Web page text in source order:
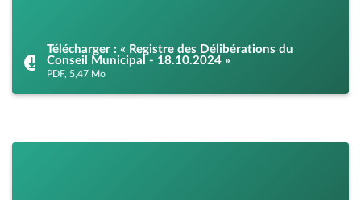
Télécharger : « Registre des Délibérations du
Conseil Municipal - 18.10.2024 »
PDF, 5,47 Mo